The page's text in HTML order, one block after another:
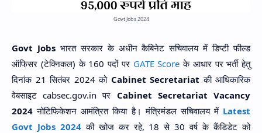
Govt Jobs 2024
Govt Jobsभारत सरकार के अधीन कैबिनेट सचिवालय में डिप्टी फील्ड
ऑफिसर (टेक्निकल) के 160 पदों पर GATE Score के आधार पर भर्ती हेतु
दिनांक 21 सितंबर 2024 को Cabinet Secretariat की आधिकारिक
वेबसाइट cabsec.gov.in पर Cabinet Secretariat Vacancy
2024 नोटिफिकेशन आमंत्रित किया है। मंत्रिमंडल सचिवालय में Latest
Govt Jobs 2024की खोज कर रहे, 18 से 30 वर्ष के कैंडिडेट को